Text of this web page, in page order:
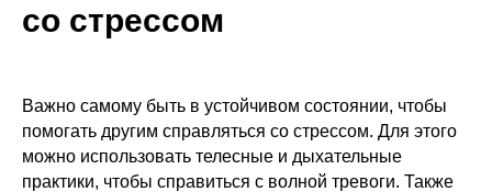
со стрессом
Важно самому быть в устойчивом состоянии, чтобы
помогать другим справляться со стрессом. Для этого
можно использовать телесные и дыхательные
практики, чтобы справиться с волной тревоги. Также